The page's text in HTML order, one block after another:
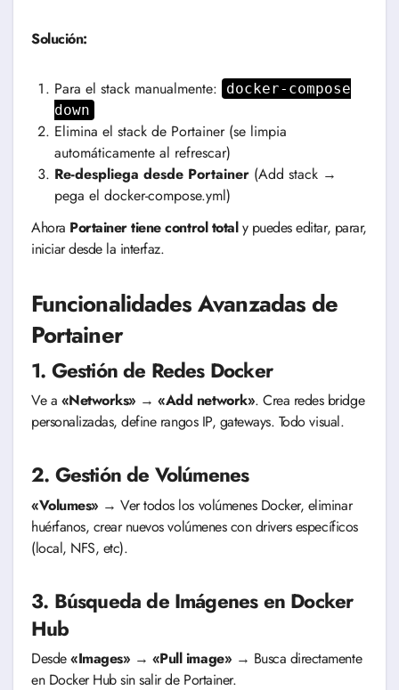
Solución:
Para el stack manualmente:
docker-compose
down
Elimina el stack de Portainer (se limpia
automáticamente al refrescar)
Re-despliega desde Portainer(Add stack →
pega el docker-compose.yml)
Ahora Portainer tiene control totaly puedes editar, parar,
iniciar desde la interfaz.
Funcionalidades Avanzadas de
Portainer
1. Gestión de Redes Docker
Ve a «Networks» →«Add network». Crea redes bridge
personalizadas, define rangos IP, gateways. Todo visual.
2. Gestión de Volúmenes
«Volumes» → Ver todos los volúmenes Docker, eliminar
huérfanos, crear nuevos volúmenes con drivers específicos
(local, NFS, etc).
3. Búsqueda de Imágenes en Docker
Hub
Desde«Images» → «Pull image» → Busca directamente
en Docker Hub sin salir de Portainer.